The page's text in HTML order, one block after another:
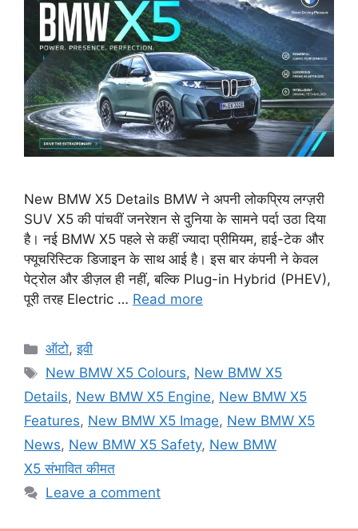
New BMW X5 Details BMW ने अपनी लोकप्रिय लग्ज़री
SUV X5 की पांचवीं जनरेशन से दुनिया के सामने पर्दा उठा दिया
है। नई BMW X5 पहले से कहीं ज्यादा प्रीमियम, हाई-टेक और
फ्यूचरिस्टिक डिजाइन के साथ आई है। इस बार कंपनी ने केवल
पेट्रोल और डीज़ल ही नहीं, बल्कि Plug-in Hybrid (PHEV),
पूरी तरह Electric … Read more
Categories
ऑटो,इवी
Tags
New BMW X5 Colours, New BMW X5
Details, New BMW X5 Engine, New BMW X5
Features, New BMW X5 Image, New BMW X5
News, New BMW X5 Safety, New BMW
X5 संभावित कीमत
Leave a comment